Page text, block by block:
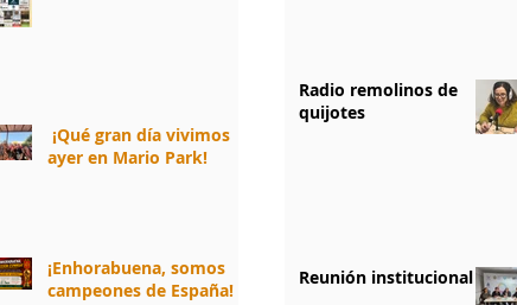
¡Qué gran día vivimos
ayer en Mario Park!
¡Enhorabuena, somos
campeones de España!
Radio remolinos de
quijotes
Reunión institucional